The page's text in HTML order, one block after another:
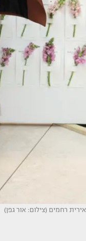
אירית רחמים (צילום: אור גפן)